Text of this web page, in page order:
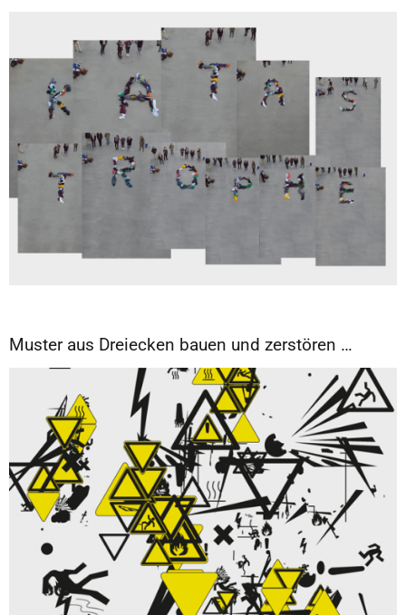
Muster aus Dreiecken bauen und zerstören …